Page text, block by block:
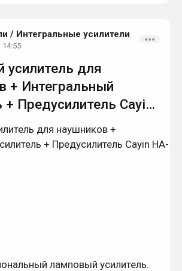
/ Интегральные усилители
14:55
для
+ Интегральный
+ Предусилитель Cayin
ламповый усилитель.